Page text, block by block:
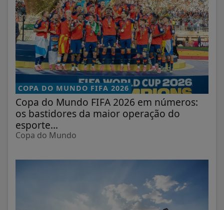
COPA DO MUNDO FIFA 2026
Copa do Mundo FIFA 2026 em números:
os bastidores da maior operação do
esporte...
Copa do Mundo